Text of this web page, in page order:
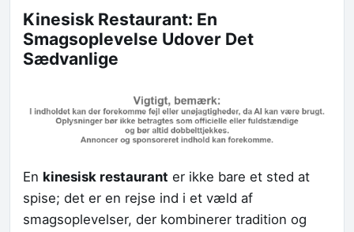
Kinesisk Restaurant: En
Smagsoplevelse Udover Det
Sædvanlige
En kinesisk restaurant er ikke bare et sted at
spise; det er en rejse ind i et væld af
smagsoplevelser, der kombinerer tradition og